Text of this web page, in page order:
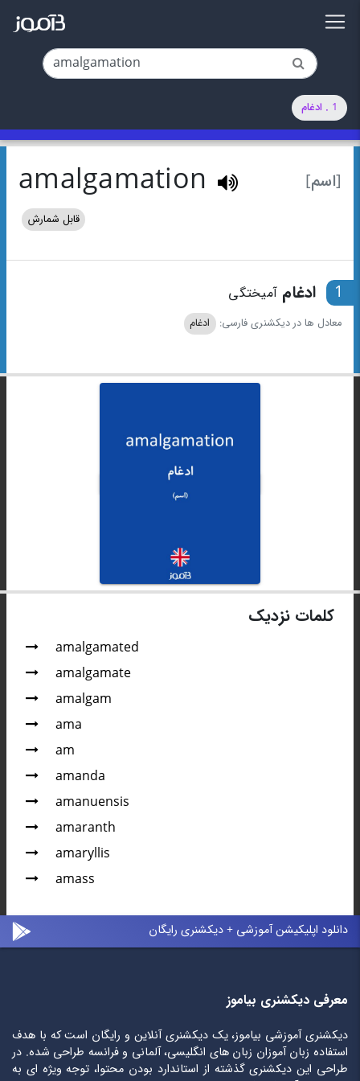
1 . ادغام
[اسم] amalgamation
قابل شمارش
1 ادغام آمیختگی
معادل ها در دیکشنری فارسی: ادغام
کلمات نزدیک
amalgamated
amalgamate
amalgam
ama
am
amanda
amanuensis
amaranth
amaryllis
amass
دانلود اپلیکیشن آموزشی + دیکشنری رایگان
معرفی دیکشنری بیاموز
دیکشنری آموزشی بیاموز، یک دیکشنری آنلاین و رایگان است که با هدف
استفاده زبان آموزان زبان های انگلیسی، آلمانی و فرانسه طراحی شده. در
طراحی این دیکشنری گذشته از استاندارد بودن محتوا، توجه ویژه ای به